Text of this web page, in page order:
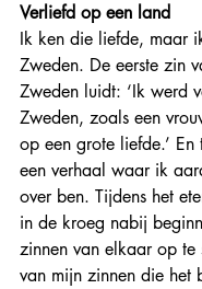
Verliefd op een land
Ik ken die liefde, maar
Zweden. De eerste zin
Zweden luidt: ‘Ik werd
Zweden, zoals een
op een grote liefde.’
een verhaal waar ik
over ben. Tijdens het
in de kroeg nabij
zinnen van elkaar op te
van mijn zinnen die het